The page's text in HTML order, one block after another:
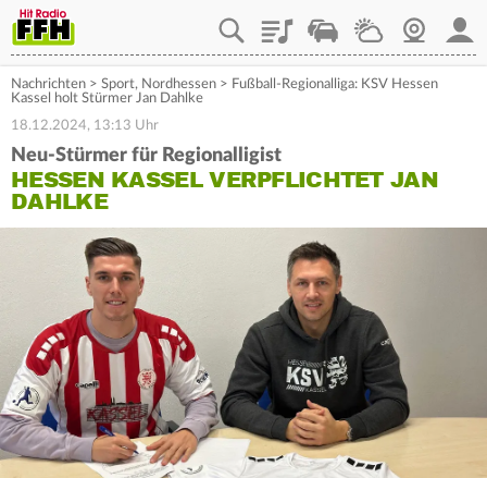
PlaylistStaupilotWetterWebcam
Nachrichten > Sport, Nordhessen > Fußball-Regionalliga: KSV Hessen
Kassel holt Stürmer Jan Dahlke
18.12.2024, 13:13 Uhr
Neu-Stürmer für Regionalligist
HESSEN KASSEL VERPFLICHTET JAN
DAHLKE